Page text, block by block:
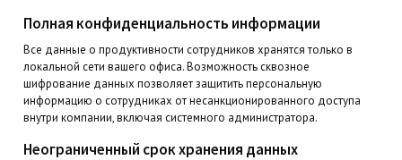
Полная конфиденциальность информации
Все данные о продуктивности сотрудников хранятся только в
локальной сети вашего офиса. Возможность сквозное
шифрование данных позволяет защитить персональную
информацию о сотрудниках от несанкционированного доступа
внутри компании, включая системного администратора.
Неограниченный срок хранения данных